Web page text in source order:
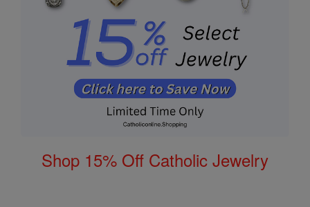
Shop 15% Off Catholic Jewelry